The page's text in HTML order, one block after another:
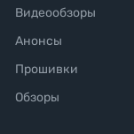
Видеообзоры
Анонсы
Прошивки
Обзоры